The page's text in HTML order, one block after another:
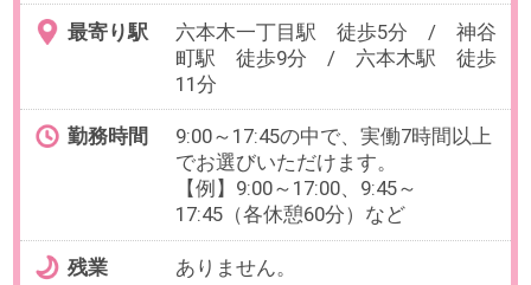
【9月のみ！期間限定】時給1900
円×週3～Excel使えればOK！事務
サポ
最寄り駅
新宿三丁目駅 徒歩1分 / 新宿
駅 徒歩3分 / 新宿(東京メトロ)